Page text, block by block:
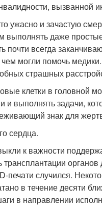
вызванной
ужасно и зачастую
выполнять даже
почти всегда
могли помочь
страшных
клетки в головной
и выполнять задачи,
знак для
сердца.
к важности
трансплантации
печати случился.
в течение десяти
в направлении